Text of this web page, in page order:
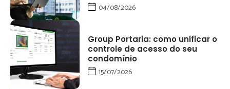
04/08/2026
Group Portaria: como unificar o
controle de acesso do seu
condomínio
15/07/2026